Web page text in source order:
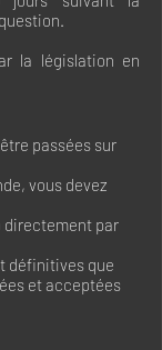
la législation en
passées sur
vous devez
directement par
définitives que
et acceptées